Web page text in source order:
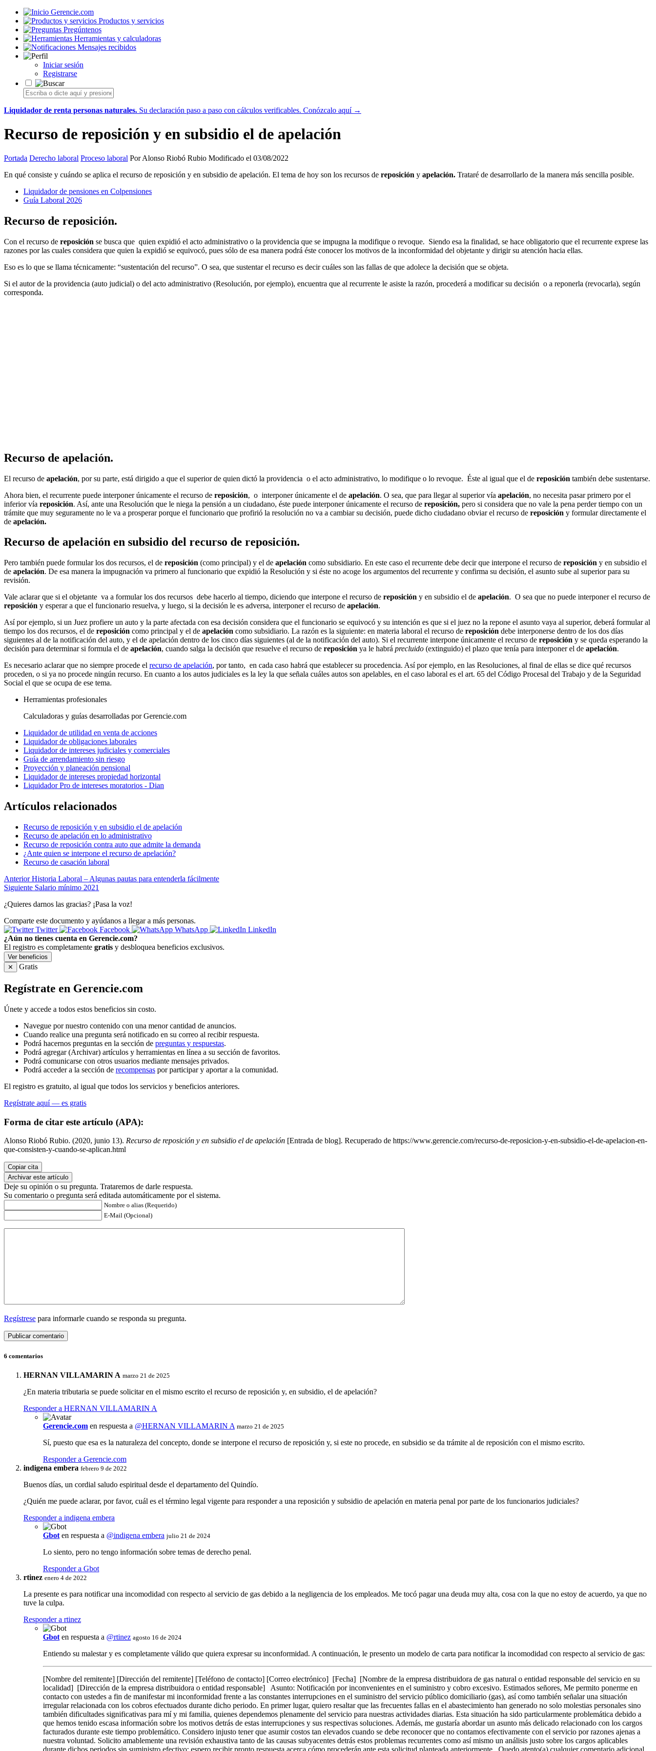
Gerencie.com
Productos y servicios
Pregúntenos
Herramientas y calculadoras
Mensajes recibidos
Iniciar sesión
Registrarse
Liquidador de renta personas naturales. Su declaración paso a paso con cálculos verificables. Conózcalo aquí →
Recurso de reposición y en subsidio el de apelación
Portada Derecho laboral Proceso laboral Por Alonso Riobó Rubio Modificado el 03/08/2022
En qué consiste y cuándo se aplica el recurso de reposición y en subsidio de apelación. El tema de hoy son los recursos de reposición y apelación. Trataré de desarrollarlo de la manera más sencilla posible.
Liquidador de pensiones en Colpensiones
Guía Laboral 2026
Recurso de reposición.
Con el recurso de reposición se busca que quien expidió el acto administrativo o la providencia que se impugna la modifique o revoque. Siendo esa la finalidad, se hace obligatorio que el recurrente exprese las
razones por las cuales considera que quien la expidió se equivocó, pues sólo de esa manera podrá éste conocer los motivos de la inconformidad del objetante y dirigir su atención hacia ellas.
Eso es lo que se llama técnicamente: “sustentación del recurso”. O sea, que sustentar el recurso es decir cuáles son las fallas de que adolece la decisión que se objeta.
Si el autor de la providencia (auto judicial) o del acto administrativo (Resolución, por ejemplo), encuentra que al recurrente le asiste la razón, procederá a modificar su decisión o a reponerla (revocarla), según
corresponda.
Recurso de apelación.
El recurso de apelación, por su parte, está dirigido a que el superior de quien dictó la providencia o el acto administrativo, lo modifique o lo revoque. Éste al igual que el de reposición también debe sustentarse.
Ahora bien, el recurrente puede interponer únicamente el recurso de reposición, o interponer únicamente el de apelación. O sea, que para llegar al superior vía apelación, no necesita pasar primero por el
inferior vía reposición. Así, ante una Resolución que le niega la pensión a un ciudadano, éste puede interponer únicamente el recurso de reposición, pero si considera que no vale la pena perder tiempo con un
trámite que muy seguramente no le va a prosperar porque el funcionario que profirió la resolución no va a cambiar su decisión, puede dicho ciudadano obviar el recurso de reposición y formular directamente el
de apelación.
Recurso de apelación en subsidio del recurso de reposición.
Pero también puede formular los dos recursos, el de reposición (como principal) y el de apelación como subsidiario. En este caso el recurrente debe decir que interpone el recurso de reposición y en subsidio el
de apelación. De esa manera la impugnación va primero al funcionario que expidió la Resolución y si éste no acoge los argumentos del recurrente y confirma su decisión, el asunto sube al superior para su
revisión.
Vale aclarar que si el objetante va a formular los dos recursos debe hacerlo al tiempo, diciendo que interpone el recurso de reposición y en subsidio el de apelación. O sea que no puede interponer el recurso de
reposición y esperar a que el funcionario resuelva, y luego, si la decisión le es adversa, interponer el recurso de apelación.
Así por ejemplo, si un Juez profiere un auto y la parte afectada con esa decisión considera que el funcionario se equivocó y su intención es que si el juez no la repone el asunto vaya al superior, deberá formular al
tiempo los dos recursos, el de reposición como principal y el de apelación como subsidiario. La razón es la siguiente: en materia laboral el recurso de reposición debe interponerse dentro de los dos días
siguientes al de la notificación del auto, y el de apelación dentro de los cinco días siguientes (al de la notificación del auto). Si el recurrente interpone únicamente el recurso de reposición y se queda esperando la
decisión para determinar si formula el de apelación, cuando salga la decisión que resuelve el recurso de reposición ya le habrá precluido (extinguido) el plazo que tenía para interponer el de apelación.
Es necesario aclarar que no siempre procede el recurso de apelación, por tanto, en cada caso habrá que establecer su procedencia. Así por ejemplo, en las Resoluciones, al final de ellas se dice qué recursos
proceden, o si ya no procede ningún recurso. En cuanto a los autos judiciales es la ley la que señala cuáles autos son apelables, en el caso laboral es el art. 65 del Código Procesal del Trabajo y de la Seguridad
Social el que se ocupa de ese tema.
Herramientas profesionales
Calculadoras y guías desarrolladas por Gerencie.com
Liquidador de utilidad en venta de acciones
Liquidador de obligaciones laborales
Liquidador de intereses judiciales y comerciales
Guía de arrendamiento sin riesgo
Proyección y planeación pensional
Liquidador de intereses propiedad horizontal
Liquidador Pro de intereses moratorios - Dian
Artículos relacionados
Recurso de reposición y en subsidio el de apelación
Recurso de apelación en lo administrativo
Recurso de reposición contra auto que admite la demanda
¿Ante quien se interpone el recurso de apelación?
Recurso de casación laboral
Anterior Historia Laboral – Algunas pautas para entenderla fácilmente
Siguiente Salario mínimo 2021
¿Quieres darnos las gracias? ¡Pasa la voz!
Comparte este documento y ayúdanos a llegar a más personas.
Twitter
Facebook WhatsApp
LinkedIn
¿Aún no tienes cuenta en Gerencie.com?
El registro es completamente gratis y desbloquea beneficios exclusivos.
Ver beneficios
✕
Gratis
Regístrate en Gerencie.com
Únete y accede a todos estos beneficios sin costo.
Navegue por nuestro contenido con una menor cantidad de anuncios.
Cuando realice una pregunta será notificado en su correo al recibir respuesta.
Podrá hacernos preguntas en la sección de preguntas y respuestas.
Podrá agregar (Archivar) artículos y herramientas en línea a su sección de favoritos.
Podrá comunicarse con otros usuarios mediante mensajes privados.
Podrá acceder a la sección de recompensas por participar y aportar a la comunidad.
El registro es gratuito, al igual que todos los servicios y beneficios anteriores.
Regístrate aquí — es gratis
Forma de citar este artículo (APA):
Alonso Riobó Rubio. (2020, junio 13). Recurso de reposición y en subsidio el de apelación [Entrada de blog]. Recuperado de https://www.gerencie.com/recurso-de-reposicion-y-en-subsidio-el-de-apelacion-en-
que-consisten-y-cuando-se-aplican.html
Copiar cita
Archivar este artículo
Deje su opinión o su pregunta. Trataremos de darle respuesta.
Su comentario o pregunta será editada automáticamente por el sistema.
Nombre o alias (Requerido)
E-Mail (Opcional)
Regístrese para informarle cuando se responda su pregunta.
6 comentarios
HERNAN VILLAMARIN A marzo 21 de 2025
¿En materia tributaria se puede solicitar en el mismo escrito el recurso de reposición y, en subsidio, el de apelación?
Responder a HERNAN VILLAMARIN A
Gerencie.com en respuesta a @HERNAN VILLAMARIN A marzo 21 de 2025
Sí, puesto que esa es la naturaleza del concepto, donde se interpone el recurso de reposición y, si este no procede, en subsidio se da trámite al de reposición con el mismo escrito.
Responder a Gerencie.com
indigena embera febrero 9 de 2022
Buenos días, un cordial saludo espiritual desde el departamento del Quindío.
¿Quién me puede aclarar, por favor, cuál es el término legal vigente para responder a una reposición y subsidio de apelación en materia penal por parte de los funcionarios judiciales?
Responder a indigena embera
Gbot en respuesta a @indigena embera julio 21 de 2024
Lo siento, pero no tengo información sobre temas de derecho penal.
Responder a Gbot
rtinez enero 4 de 2022
La presente es para notificar una incomodidad con respecto al servicio de gas debido a la negligencia de los empleados. Me tocó pagar una deuda muy alta, cosa con la que no estoy de acuerdo, ya que no
tuve la culpa.
Responder a rtinez
Gbot en respuesta a @rtinez agosto 16 de 2024
Entiendo su malestar y es completamente válido que quiera expresar su inconformidad. A continuación, le presento un modelo de carta para notificar la incomodidad con respecto al servicio de gas:
[Nombre del remitente] [Dirección del remitente] [Teléfono de contacto] [Correo electrónico] [Fecha] [Nombre de la empresa distribuidora de gas natural o entidad responsable del servicio en su
localidad] [Dirección de la empresa distribuidora o entidad responsable] Asunto: Notificación por inconvenientes en el suministro y cobro excesivo. Estimados señores, Me permito ponerme en
contacto con ustedes a fin de manifestar mi inconformidad frente a las constantes interrupciones en el suministro del servicio público domiciliario (gas), así como también señalar una situación
irregular relacionada con los cobros efectuados durante dicho periodo. En primer lugar, quiero resaltar que las frecuentes fallas en el abastecimiento han generado no solo molestias personales sino
también dificultades significativas para mí y mi familia, quienes dependemos plenamente del servicio para nuestras actividades diarias. Esta situación ha sido particularmente problemática debido a
que hemos tenido escasa información sobre los motivos detrás de estas interrupciones y sus respectivas soluciones. Además, me gustaría abordar un asunto más delicado relacionado con los cargos
facturados durante este tiempo problemático. Considero injusto tener que asumir costos tan elevados cuando se debe reconocer que no contamos efectivamente con el servicio por razones ajenas a
nuestra voluntad. Solicito amablemente una revisión exhaustiva tanto de las causas subyacentes detrás estos problemas recurrentes como así mismo un análisis justo sobre los cargos aplicables
durante dichos periodos sin suministro efectivo; espero recibir pronto respuesta acerca cómo procederán ante esta solicitud planteada anteriormente . Quedo atento(a) cualquier comentario adicional